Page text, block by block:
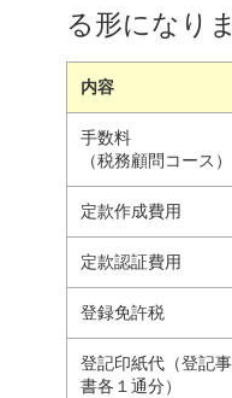
る形になり
内容
手数料
（税務顧問コース）
定款作成費用
定款認証費用
登録免許税
登記印紙代（登記
書各１通分）